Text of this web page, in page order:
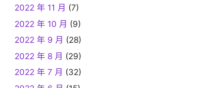
2022 年 11 月 (7)
2022 年 10 月 (9)
2022 年 9 月 (28)
2022 年 8 月 (29)
2022 年 7 月 (32)